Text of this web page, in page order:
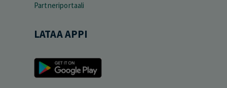
Partneriportaali
LATAA APPI